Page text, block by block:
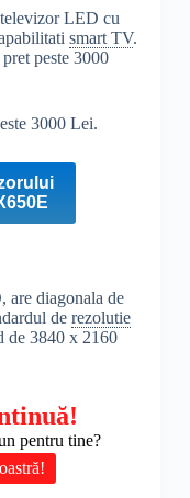
LED cu
smart TV.
peste 3000
3000 Lei.
are diagonala de
de rezolutie
de 3840 x 2160
pentru tine?